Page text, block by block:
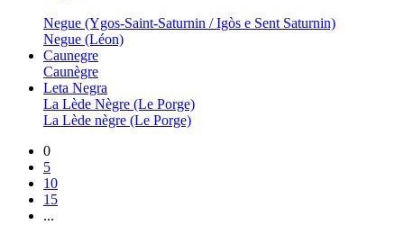
Negue (Ygos-Saint-Saturnin / Igòs e Sent Saturnin)
Negue (Léon)
Caunegre
Caunègre
Leta Negra
La Lède Nègre (Le Porge)
La Lède nègre (Le Porge)
0
5
10
15
...